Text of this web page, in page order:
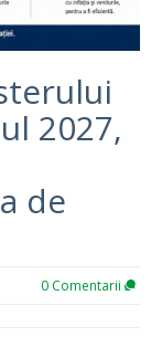
2027,
de
0 Comentarii